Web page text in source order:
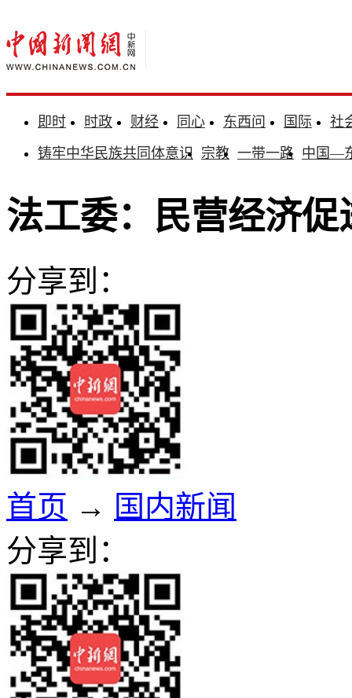
即时 时政 财经 同心 东西问 国际
社
铸牢中华民族共同体意识 宗教 一带一路 中国—
法工委：民营经济
分享到：
首页 → 国内新闻
分享到：